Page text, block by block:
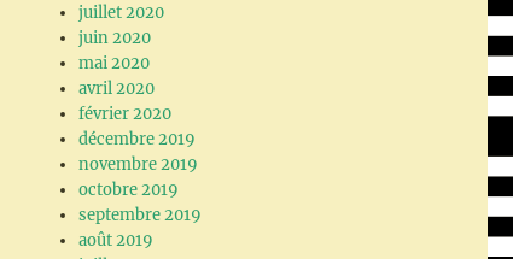
juillet 2020
juin 2020
mai 2020
avril 2020
février 2020
décembre 2019
novembre 2019
octobre 2019
septembre 2019
août 2019